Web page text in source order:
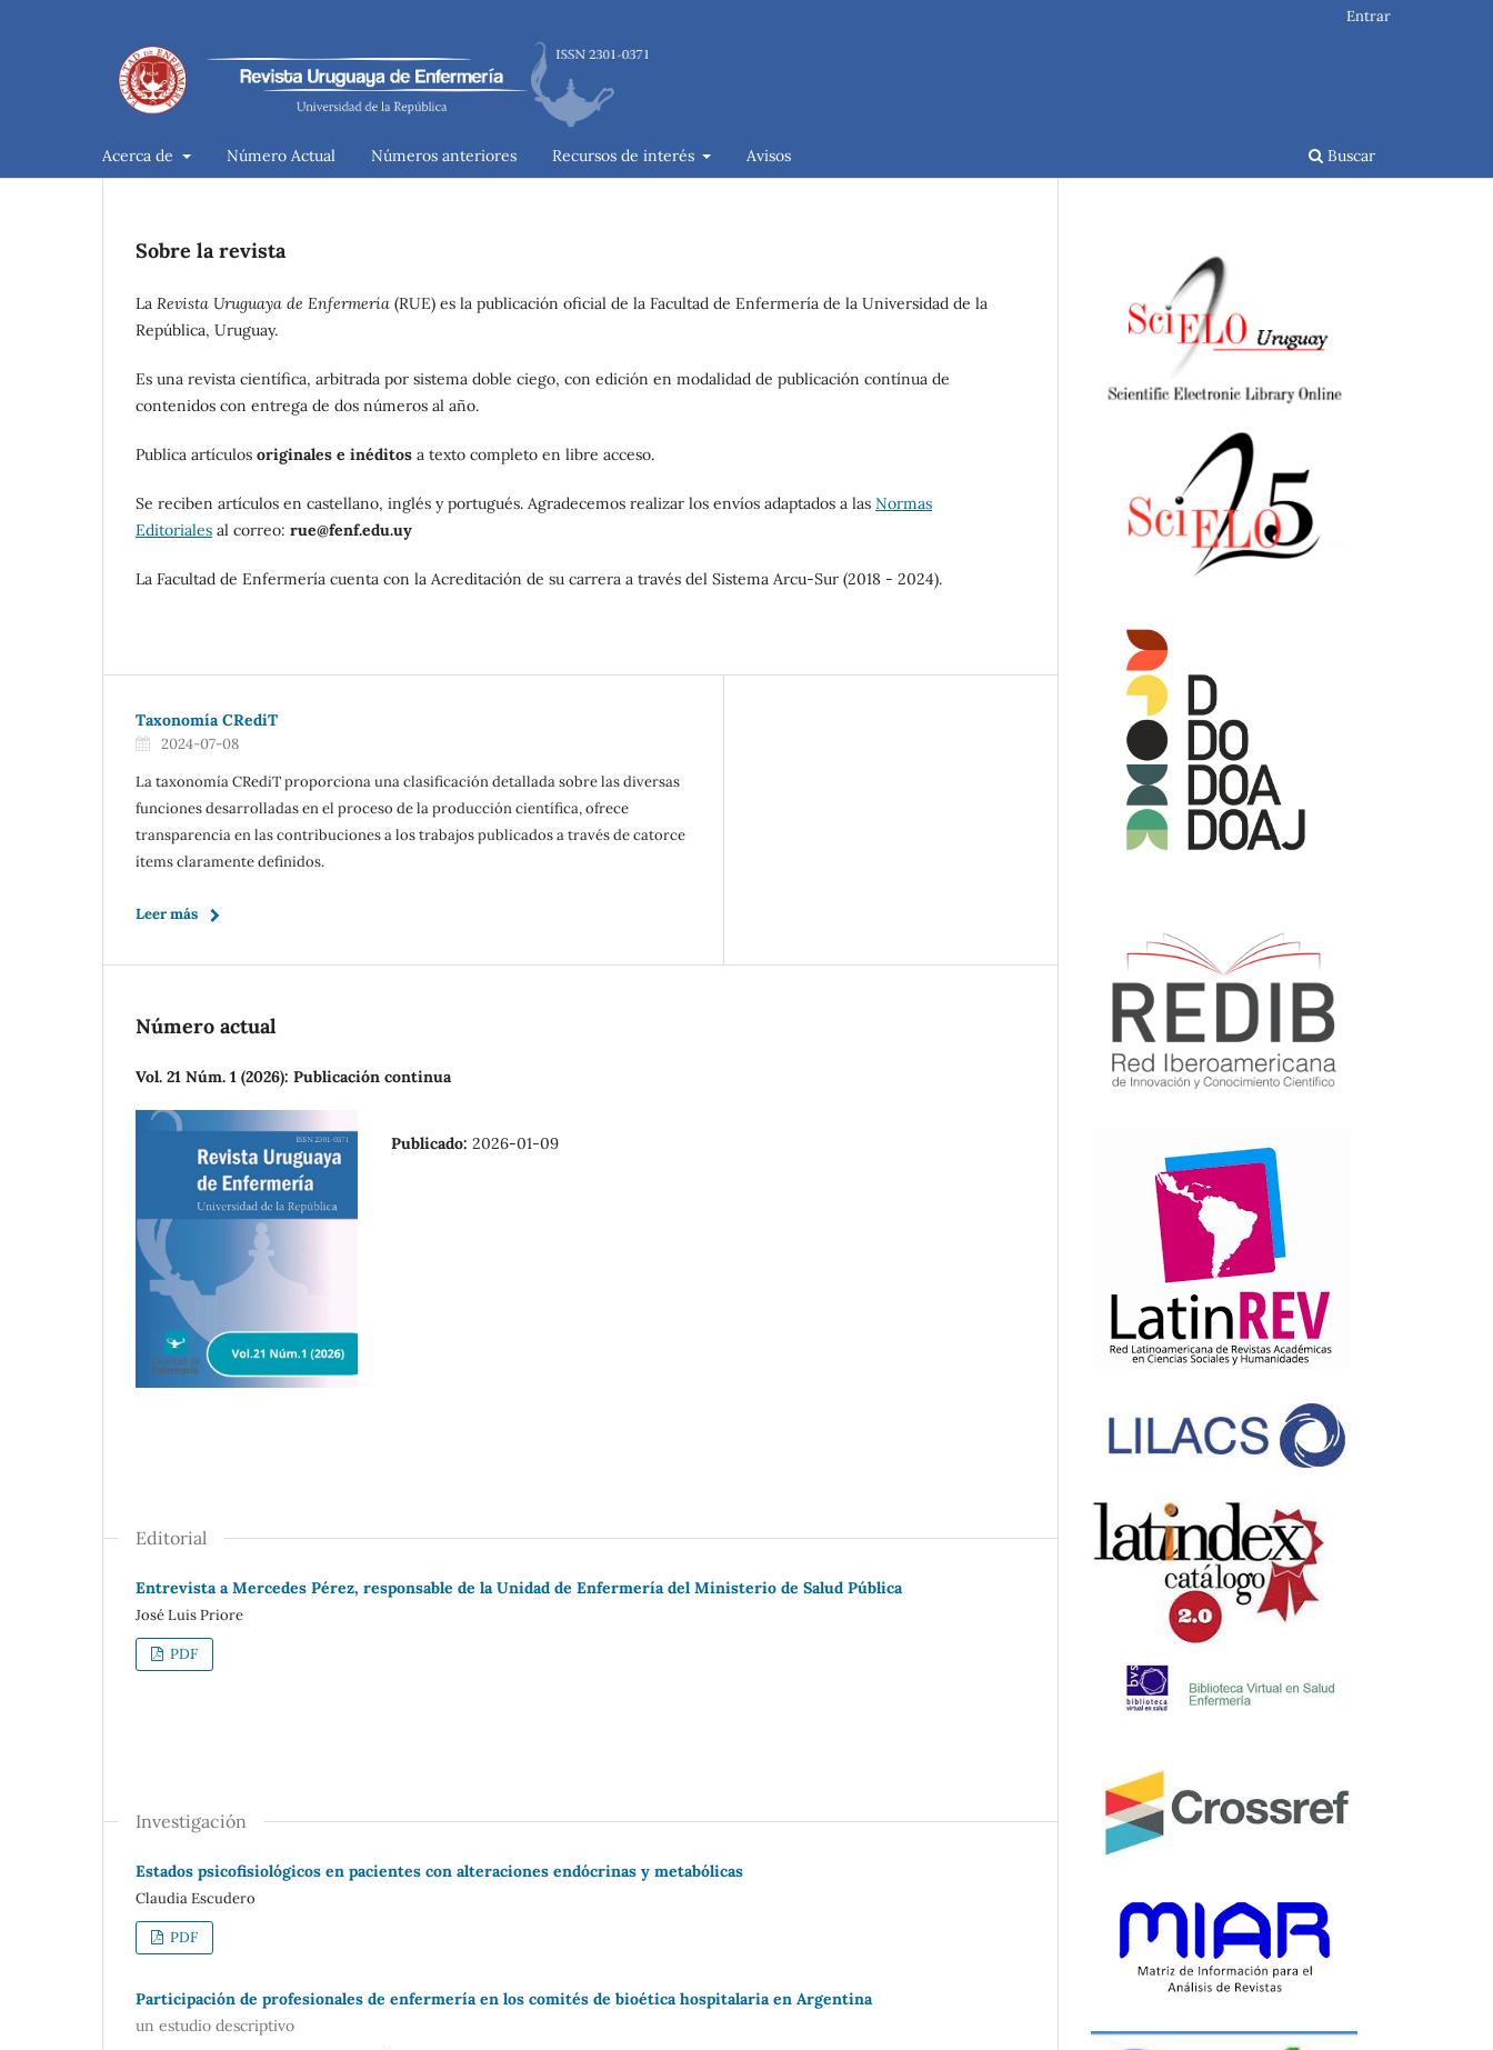
Acerca de Número Actual Números anteriores Recursos de interés Avisos Buscar
Entrar
Sobre la revista
La Revista Uruguaya de Enfermería (RUE) es la publicación oficial de la Facultad de Enfermería de la Universidad de la
República, Uruguay.
Es una revista científica, arbitrada por sistema doble ciego, con edición en modalidad de publicación contínua de
contenidos con entrega de dos números al año.
Publica artículos originales e inéditos a texto completo en libre acceso.
Se reciben artículos en castellano, inglés y portugués. Agradecemos realizar los envíos adaptados a las Normas
Editoriales al correo: rue@fenf.edu.uy
La Facultad de Enfermería cuenta con la Acreditación de su carrera a través del Sistema Arcu-Sur (2018 - 2024).
Taxonomía CRediT
2024-07-08
La taxonomía CRediT proporciona una clasificación detallada sobre las diversas
funciones desarrolladas en el proceso de la producción científica, ofrece
transparencia en las contribuciones a los trabajos publicados a través de catorce
ítems claramente definidos.
Leer más
Número actual
Vol. 21 Núm. 1 (2026): Publicación continua
Publicado: 2026-01-09
Editorial
Entrevista a Mercedes Pérez, responsable de la Unidad de Enfermería del Ministerio de Salud Pública
José Luis Priore
PDF
Investigación
Estados psicofisiológicos en pacientes con alteraciones endócrinas y metabólicas
Claudia Escudero
PDF
Participación de profesionales de enfermería en los comités de bioética hospitalaria en Argentina
un estudio descriptivo